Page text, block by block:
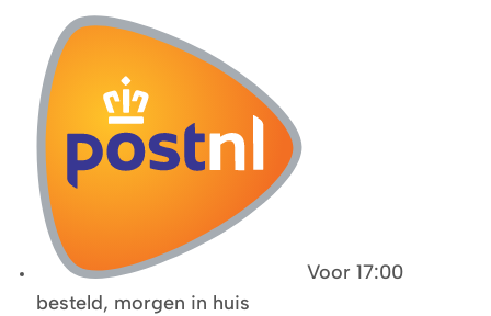
Voor 17:00
besteld, morgen in huis